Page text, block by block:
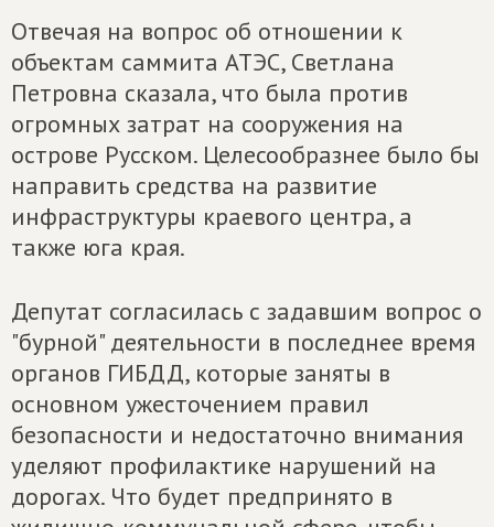
Отвечая на вопрос об отношении к
объектам саммита АТЭС, Светлана
Петровна сказала, что была против
огромных затрат на сооружения на
острове Русском. Целесообразнее было бы
направить средства на развитие
инфраструктуры краевого центра, а
также юга края.
Депутат согласилась с задавшим вопрос о
"бурной" деятельности в последнее время
органов ГИБДД, которые заняты в
основном ужесточением правил
безопасности и недостаточно внимания
уделяют профилактике нарушений на
дорогах. Что будет предпринято в